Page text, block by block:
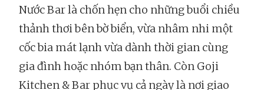
Nước Bar là chốn hẹn cho những buổi chiều
thảnh thơi bên bờ biển, vừa nhâm nhi một
cốc bia mát lạnh vừa dành thời gian cùng
gia đình hoặc nhóm bạn thân. Còn Goji
Kitchen & Bar phục vụ cả ngày là nơi giao